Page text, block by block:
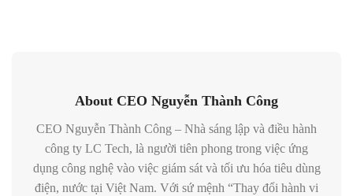
About CEO Nguyễn Thành Công
CEO Nguyễn Thành Công – Nhà sáng lập và điều hành
công ty LC Tech, là người tiên phong trong việc ứng
dụng công nghệ vào việc giám sát và tối ưu hóa tiêu dùng
điện, nước tại Việt Nam. Với sứ mệnh “Thay đổi hành vi